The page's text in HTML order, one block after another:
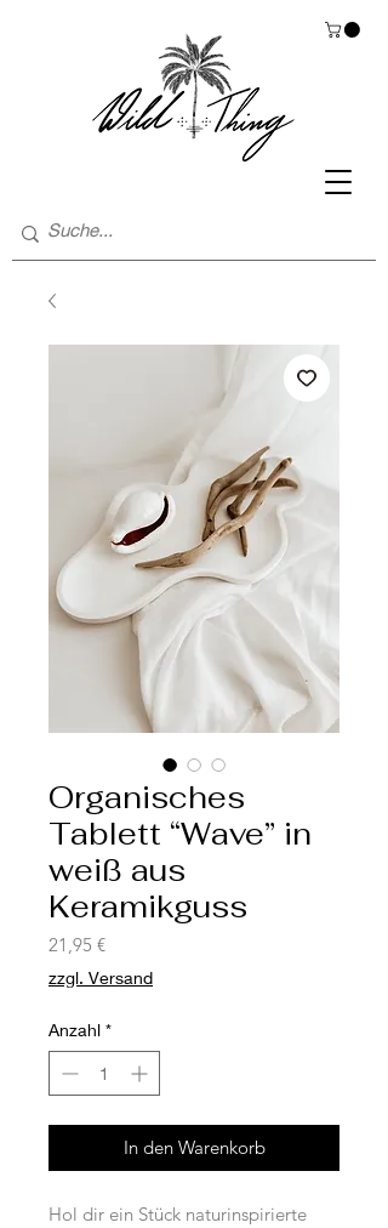
Organisches
Tablett “Wave” in
weiß aus
Keramikguss
21,95 €Preis
zzgl. Versand
Anzahl *
In den Warenkorb
Hol dir ein Stück naturinspirierte